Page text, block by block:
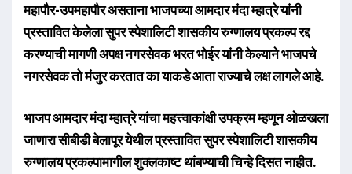
महापौर-उपमहापौर असताना भाजपच्या आमदार मंदा म्हात्रे यांनी
प्रस्तावित केलेला सुपर स्पेशालिटी शासकीय रुग्णालय प्रकल्प रद्द
करण्याची मागणी अपक्ष नगरसेवक भरत भोईर यांनी केल्याने भाजपचे
नगरसेवक तो मंजुर करतात का याकडे आता राज्याचे लक्ष लागले आहे.
भाजप आमदार मंदा म्हात्रे यांचा महत्त्वाकांक्षी उपक्रम म्हणून ओळखला
जाणारा सीबीडी बेलापूर येथील प्रस्तावित सुपर स्पेशालिटी शासकीय
रुग्णालय प्रकल्पामागील शुक्लकाष्ट थांबण्याची चिन्हे दिसत नाहीत.